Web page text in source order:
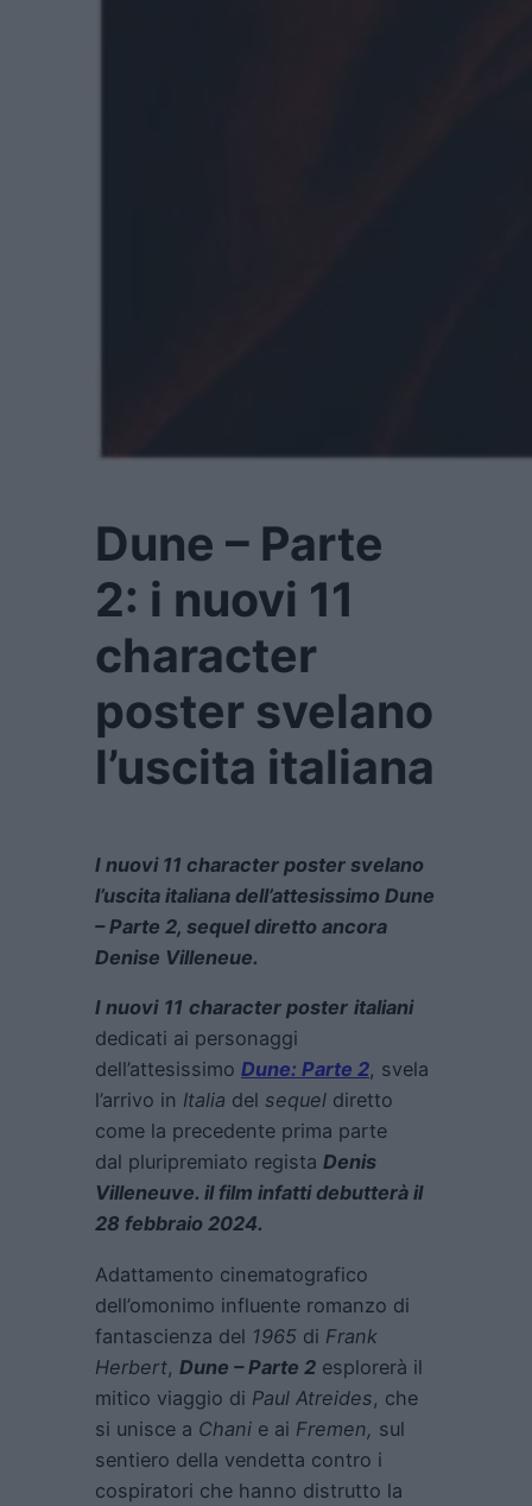
Dune – Parte
2: i nuovi 11
character
poster svelano
l’uscita italiana
I nuovi 11 character poster svelano
l’uscita italiana dell’attesissimo Dune
– Parte 2, sequel diretto ancora
Denise Villeneue.
I nuovi 11 character poster italiani
dedicati ai personaggi
dell’attesissimo Dune: Parte 2, svela
l’arrivo in Italia del sequel diretto
come la precedente prima parte
dal pluripremiato regista Denis
Villeneuve. il film infatti debutterà il
28 febbraio 2024.
Adattamento cinematografico
dell’omonimo influente romanzo di
fantascienza del 1965 di Frank
Herbert, Dune – Parte 2 esplorerà il
mitico viaggio di Paul Atreides, che
si unisce a Chani e ai Fremen, sul
sentiero della vendetta contro i
cospiratori che hanno distrutto la